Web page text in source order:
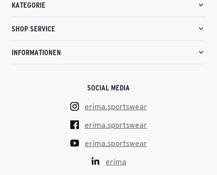
KATEGORIE
SHOP SERVICE
INFORMATIONEN
SOCIAL MEDIA
erima.sportswear
erima.sportswear
erima.sportswear
erima